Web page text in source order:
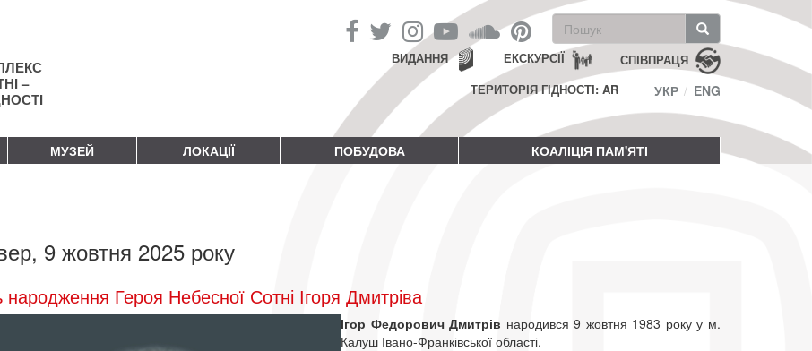
–
Пошукова
форма
Пошук СПІВПРАЦЯ
ЕКСКУРСІЇ
ВИДАННЯ
ТЕРИТОРІЯ ГІДНОСТІ: AR
УКР ENG
МУЗЕЙ ЛОКАЦІЇ ПОБУДОВА КОАЛІЦІЯ ПАМ'ЯТІ
9 жовтня 2025 року
Героя Небесної Сотні Ігоря Дмитріва
Ігор Федорович Дмитрів народився 9 жовтня 1983 року у м.
Калуш Івано-Франківської області.